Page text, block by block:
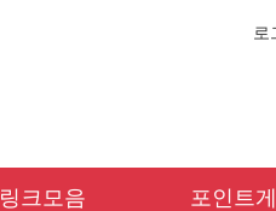
로
링크모음 포인트